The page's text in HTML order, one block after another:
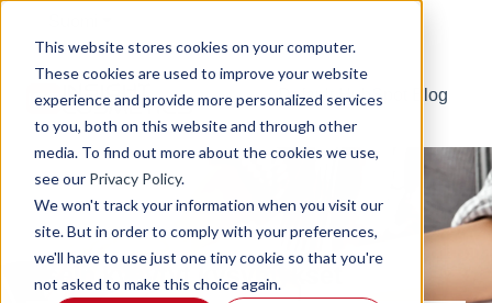
This website stores cookies on your computer.
These cookies are used to improve your website
experience and provide more personalized services
to you, both on this website and through other
media. To find out more about the cookies we use,
see our Privacy Policy.
We won't track your information when you visit our
site. But in order to comply with your preferences,
we'll have to use just one tiny cookie so that you're
not asked to make this choice again.
Default HubSpot Blog
Usein kysytyt kysymykset